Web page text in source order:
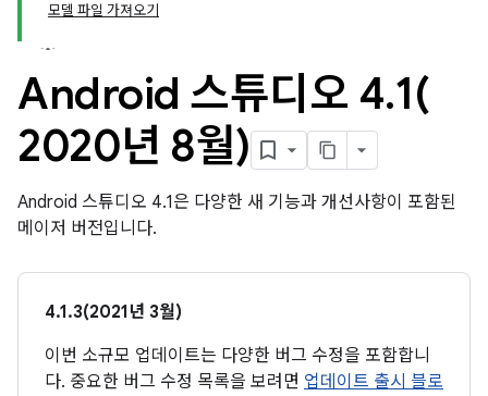
모델 파일 가져오기
Android 스튜디오 4.1(
2020년 8월)
Android 스튜디오 4.1은 다양한 새 기능과 개선사항이 포함된
메이저 버전입니다.
4.1.3(2021년 3월)
이번 소규모 업데이트는 다양한 버그 수정을 포함합니
다. 중요한 버그 수정 목록을 보려면 업데이트 출시 블로